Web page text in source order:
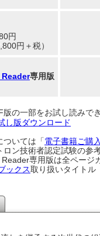
円
円＋税）
専用版
の一部をお試し読みでき
し版ダウンロード
ついては「 電子書籍ご購
ン技術者認定試験の参
専用版は全ページ
ックス取り扱いタイトル